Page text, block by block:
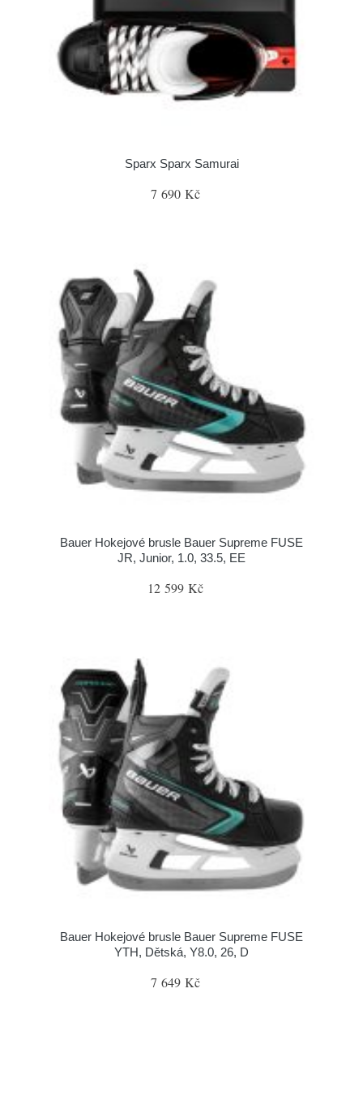
Sparx Sparx Samurai
7 690 Kč
Bauer Hokejové brusle Bauer Supreme FUSE
JR, Junior, 1.0, 33.5, EE
12 599 Kč
Bauer Hokejové brusle Bauer Supreme FUSE
YTH, Dětská, Y8.0, 26, D
7 649 Kč